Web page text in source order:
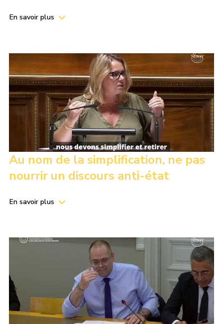
En savoir plus
Au nom de la simplification, ne pas
nourrir un discours anti-état
En savoir plus